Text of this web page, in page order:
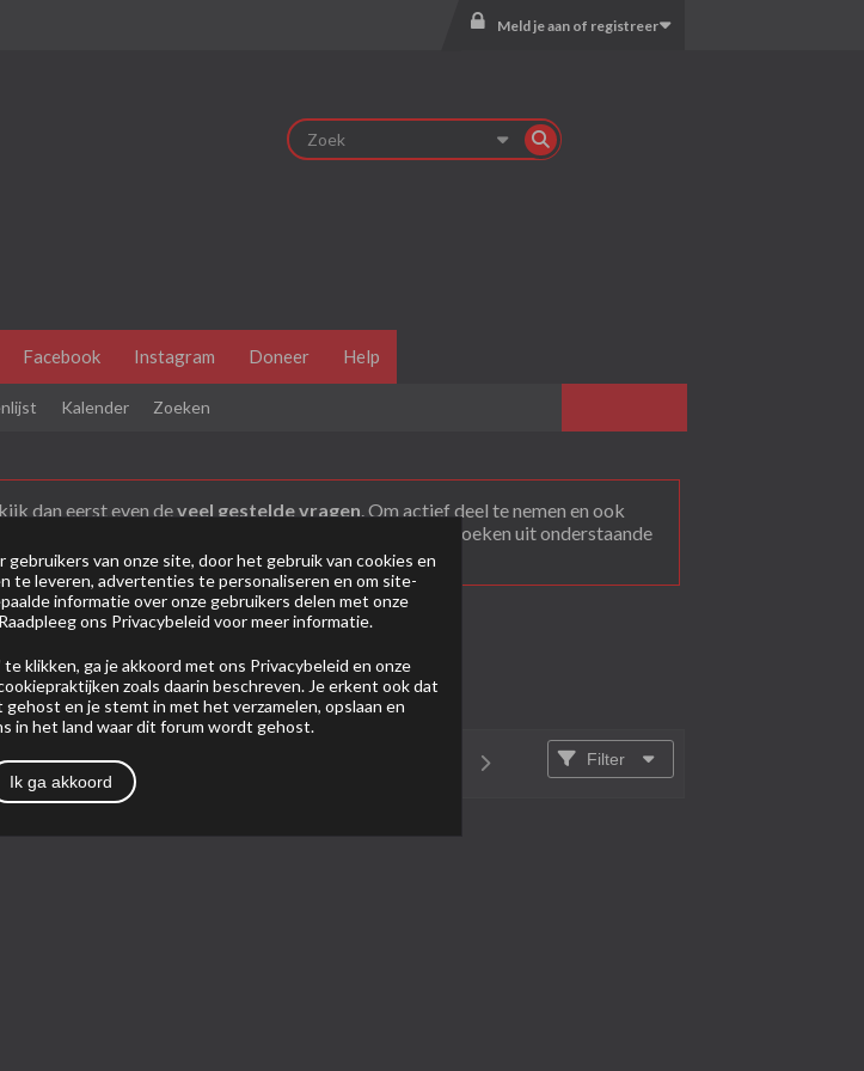
Meld je aan of registreer
Facebook Instagram Doneer Help
Kalender Zoeken
dan eerst even deveel gestelde vragen. Om actief deel te nemen en ook
berichten te bekijken, selecteer het forum dat je wil bezoeken uit onderstaande
Filter
van onze site, door het gebruik van cookies en
te leveren, advertenties te personaliseren en om site-
informatie over onze gebruikers delen met onze
ons Privacybeleid voor meer informatie.
te klikken, ga je akkoord met ons Privacybeleid en onze
zoals daarin beschreven. Je erkent ook dat
en je stemt in met het verzamelen, opslaan en
in het land waar dit forum wordt gehost.
Ik ga akkoord